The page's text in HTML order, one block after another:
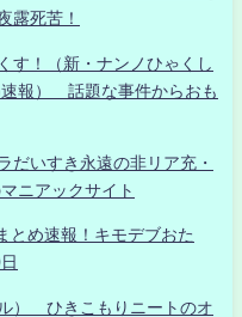
露死苦！
す！（新・ナンノひゃくし
速報） 話題な事件からおも
だいすき永遠の非リア充・
ニアックサイト
とめ速報！キモデブおた
） ひきこもりニートのオ